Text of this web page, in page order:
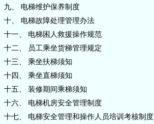
九、 电梯维护保养制度
十、 电梯故障处理管理办法
十一、 电梯困人救援操作规范
十二、 员工乘坐货梯管理规定
十三、 乘坐扶梯须知
十四、 乘坐直梯须知
十五、 装修期间乘梯须知
十六、 电梯机房安全管理制度
十七、 电梯安全管理和操作人员培训考核制度